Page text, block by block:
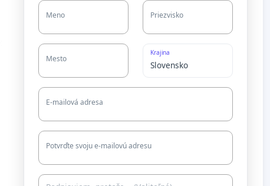
Meno Priezvisko
Mesto
Krajina
E-mailová adresa
Potvrďte svoju e-mailovú adresu